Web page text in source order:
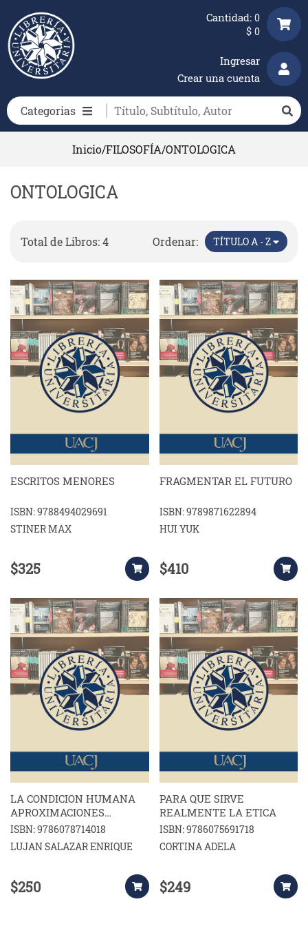
Categorias
Ingresar
Crear una cuenta
Cantidad: 0
$ 0
Inicio/FILOSOFÍA/ONTOLOGICA
ONTOLOGICA
Total de Libros: 4 Ordenar: TÍTULO A - Z
ESCRITOS MENORES
ISBN: 9788494029691
STINER MAX
$325
FRAGMENTAR EL FUTURO
ISBN: 9789871622894
HUI YUK
$410
LA CONDICION HUMANA
APROXIMACIONES
INTERPRETATIVAS
ISBN: 9786078714018
LUJAN SALAZAR ENRIQUE
$250
PARA QUE SIRVE
REALMENTE LA ETICA
ISBN: 9786075691718
CORTINA ADELA
$249